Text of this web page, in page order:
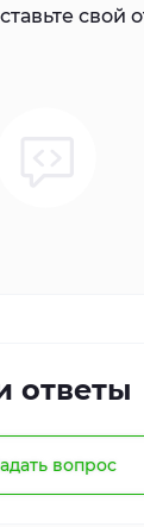
свой
ответы
вопрос